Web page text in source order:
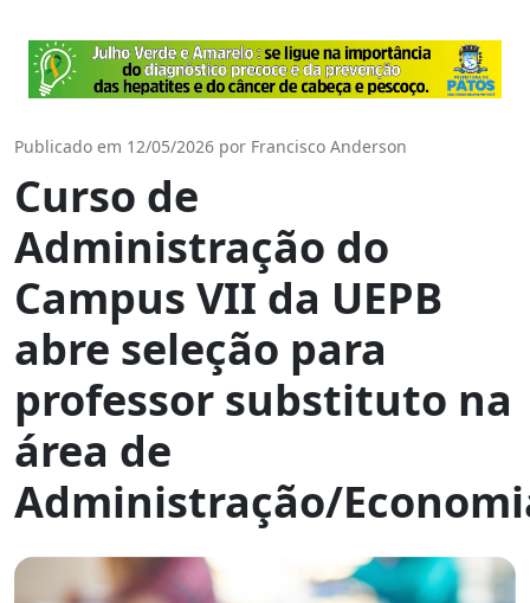
Publicado em 12/05/2026 por Francisco Anderson
Curso de
Administração do
Campus VII da UEPB
abre seleção para
professor substituto na
área de
Administração/